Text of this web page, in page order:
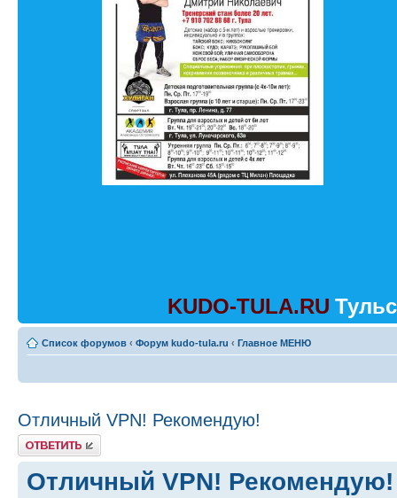
KUDO-TULA.RU
Список форумов ‹ Форум kudo-tula.ru ‹ Главное МЕНЮ
Отличный VPN! Рекомендую!
Ответить
Отличный VPN! Рекомендую!